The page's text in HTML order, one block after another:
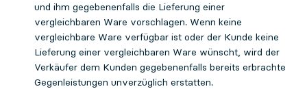
und ihm gegebenenfalls die Lieferung einer
vergleichbaren Ware vorschlagen. Wenn keine
vergleichbare Ware verfügbar ist oder der Kunde keine
Lieferung einer vergleichbaren Ware wünscht, wird der
Verkäufer dem Kunden gegebenenfalls bereits erbrachte
Gegenleistungen unverzüglich erstatten.